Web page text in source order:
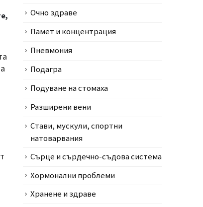
Очно здраве
Памет и концентрация
Пневмония
Подагра
Подуване на стомаха
Разширени вени
Стави, мускули, спортни
натоварвания
Сърце и сърдечно-съдова система
Хормонални проблеми
Хранене и здраве